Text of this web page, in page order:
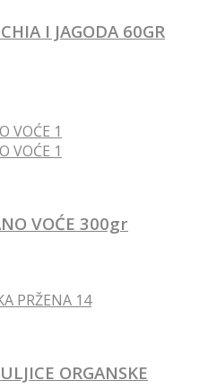
I JAGODA 60GR
VOĆE 300gr
ORGANSKE